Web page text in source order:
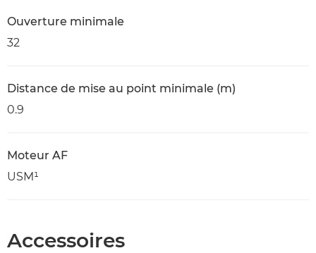
Ouverture minimale
32
Distance de mise au point minimale (m)
0.9
Moteur AF
USM¹
Accessoires